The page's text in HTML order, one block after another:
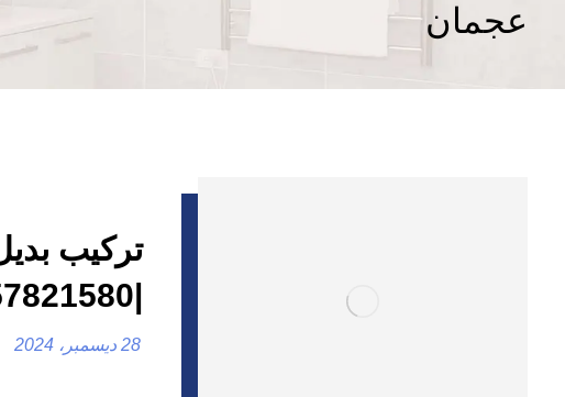
عجمان
تركيب
|0557821580
28 ديسمبر، 2024